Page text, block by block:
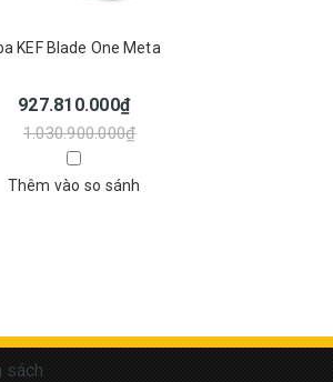
KEF Blade One Meta
927.810.000₫
1.030.900.000₫
Thêm vào so sánh
sách